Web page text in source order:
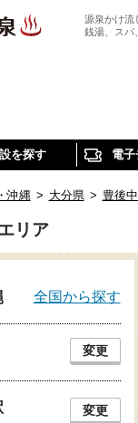
源泉かけ流
銭湯、スパ
を探す 電
沖縄 > 大分県 > 豊後
リア
全国から探す
変更
変更